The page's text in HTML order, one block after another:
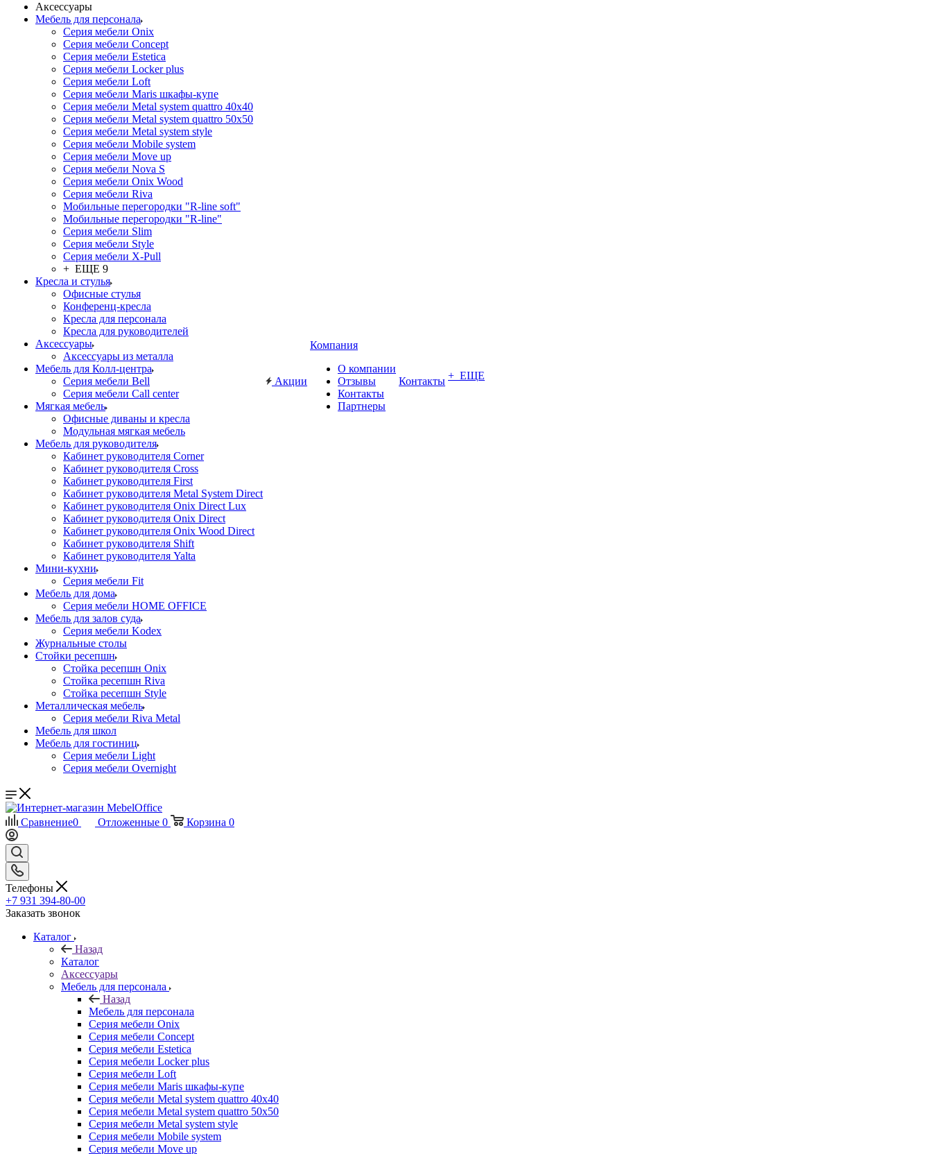
Аксессуары
Мебель для персонала
Серия мебели Onix
Серия мебели Concept
Серия мебели Estetica
Серия мебели Locker plus
Серия мебели Loft
Серия мебели Maris шкафы-купе
Серия мебели Metal system quattro 40x40
Серия мебели Metal system quattro 50x50
Серия мебели Metal system style
Серия мебели Mobile system
Серия мебели Move up
Серия мебели Nova S
Серия мебели Onix Wood
Серия мебели Riva
Мобильные перегородки "R-line soft"
Мобильные перегородки "R-line"
Серия мебели Slim
Серия мебели Style
Серия мебели X-Pull
+ ЕЩЕ 9
Кресла и стулья
Офисные стулья
Конференц-кресла
Кресла для персонала
Кресла для руководителей
Аксессуары
Аксессуары из металла
Мебель для Колл-центра
Серия мебели Bell
Серия мебели Call center
Мягкая мебель
Офисные диваны и кресла
Модульная мягкая мебель
Мебель для руководителя
Кабинет руководителя Corner
Кабинет руководителя Cross
Кабинет руководителя First
Кабинет руководителя Metal System Direct
Кабинет руководителя Onix Direct Lux
Кабинет руководителя Onix Direct
Кабинет руководителя Onix Wood Direct
Кабинет руководителя Shift
Кабинет руководителя Yalta
Мини-кухни
Серия мебели Fit
Мебель для дома
Серия мебели HOME OFFICE
Мебель для залов суда
Серия мебели Kodex
Журнальные столы
Стойки ресепшн
Стойка ресепшн Onix
Стойка ресепшн Riva
Стойка ресепшн Style
Металлическая мебель
Серия мебели Riva Metal
Мебель для школ
Мебель для гостиниц
Серия мебели Light
Серия мебели Overnight
Акции
Компания
О компании
Отзывы
Контакты
Партнеры
Контакты + ЕЩЕ
Сравнение0 Отложенные 0 Корзина 0
Телефоны
+7 931 394-80-00
Заказать звонок
Каталог
Назад
Каталог
Аксессуары
Мебель для персонала
Назад
Мебель для персонала
Серия мебели Onix
Серия мебели Concept
Серия мебели Estetica
Серия мебели Locker plus
Серия мебели Loft
Серия мебели Maris шкафы-купе
Серия мебели Metal system quattro 40x40
Серия мебели Metal system quattro 50x50
Серия мебели Metal system style
Серия мебели Mobile system
Серия мебели Move up